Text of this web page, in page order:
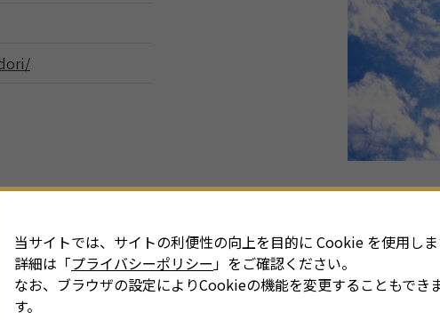
当サイトでは、サイトの利便性の向上を目的に Cookie を使用し
詳細は「プライバシーポリシー」をご確認ください。
なお、ブラウザの設定によりCookieの機能を変更することもでき
す。